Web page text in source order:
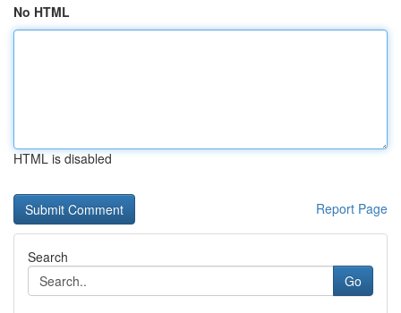
No HTML
HTML is disabled
Report Page
Search
Go